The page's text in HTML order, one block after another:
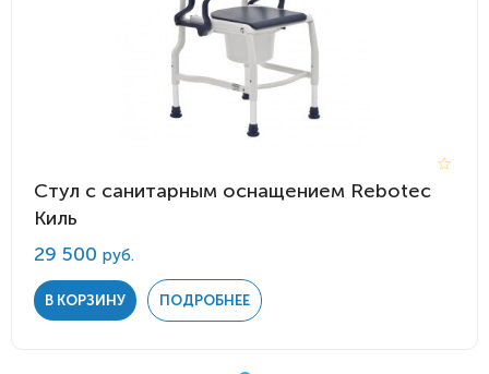
Стул с санитарным оснащением Rebotec
Киль
29 500 руб.
В КОРЗИНУ ПОДРОБНЕЕ